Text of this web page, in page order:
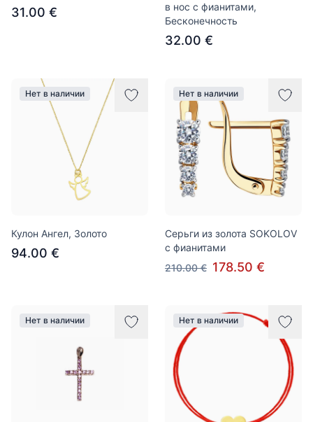
31.00 €
в нос с фианитами,
Бесконечность
32.00 €
Нет в наличии
Кулон Ангел, Золото
94.00 €
Нет в наличии
Серьги из золота SOKOLOV
c фианитами
210.00 € 178.50 €
Нет в наличии Нет в наличии